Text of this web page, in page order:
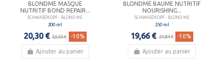
BLONDME MASQUE
NUTRITIF BOND REPAIR...
SCHWARZKOPF - BLOND ME
200 ml
20,30 € 22,55 € -10%
Ajouter au panier
BLONDME BAUME NUTRITIF
NOURISHING...
SCHWARZKOPF - BLOND ME
250 ml
19,66 € 21,84 € -10%
Ajouter au panier